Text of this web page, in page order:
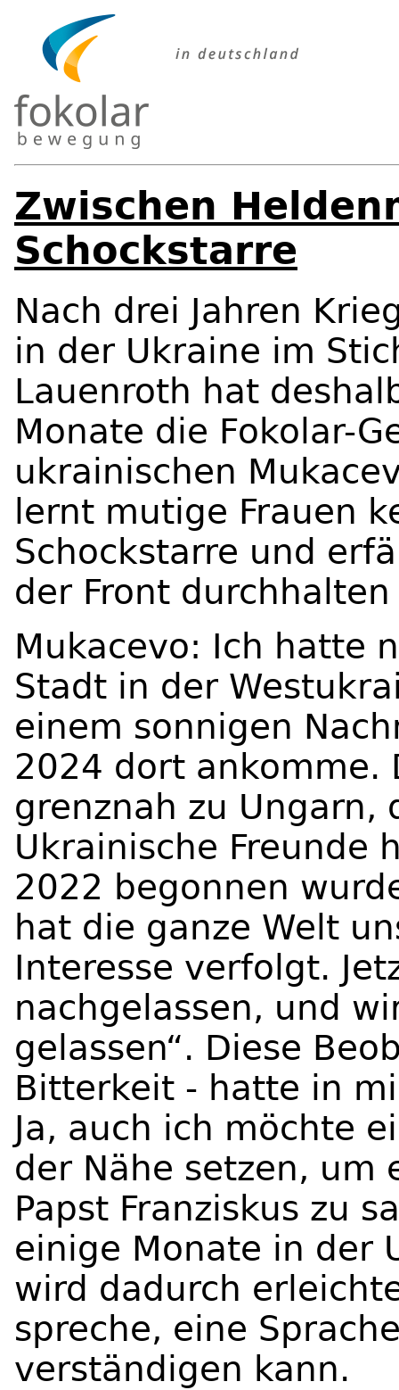
Zwischen
Schockstarre
Nach drei Jahren
in der Ukraine im
Lauenroth hat
Monate die Fokolar-
ukrainischen
lernt mutige Frauen
Schockstarre und
der Front
Mukacevo: Ich hatte
Stadt in der
einem sonnigen
2024 dort ankomme.
grenznah zu Ungarn,
Ukrainische Freunde
2022 begonnen
hat die ganze Welt
Interesse verfolgt.
nachgelassen, und
gelassen“. Diese
Bitterkeit - hatte in
Ja, auch ich möchte
der Nähe setzen, um
Papst Franziskus zu
einige Monate in der
wird dadurch
spreche, eine
verständigen kann.